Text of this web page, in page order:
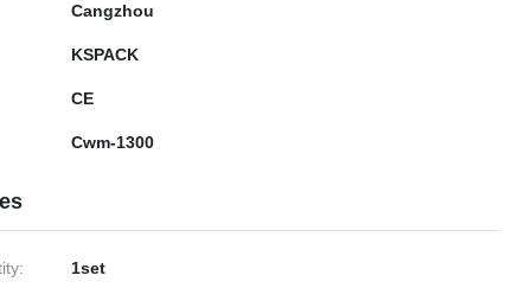
Cangzhou
KSPACK
CE
Cwm-1300
1set